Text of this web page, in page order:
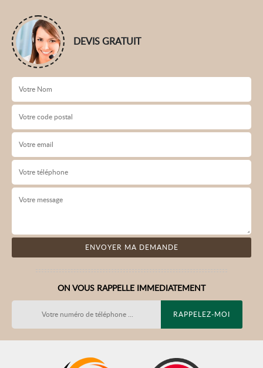
DEVIS GRATUIT
ON VOUS RAPPELLE IMMEDIATEMENT